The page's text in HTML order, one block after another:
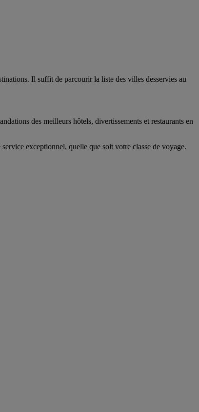
Il suffit de parcourir la liste des villes desservies au
des meilleurs hôtels, divertissements et restaurants en
exceptionnel, quelle que soit votre classe de voyage.